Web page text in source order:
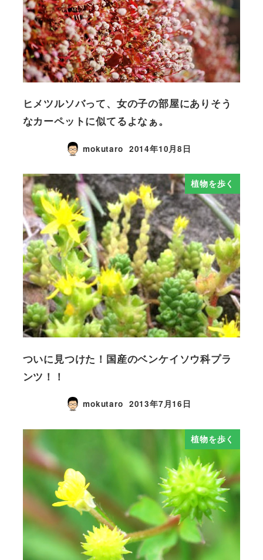
ヒメツルソバって、女の子の部屋にありそう
なカーペットに似てるよなぁ。
mokutaro 2014年10月8日
植物を歩く
ついに見つけた！国産のベンケイソウ科プラ
ンツ！！
mokutaro 2013年7月16日
植物を歩く